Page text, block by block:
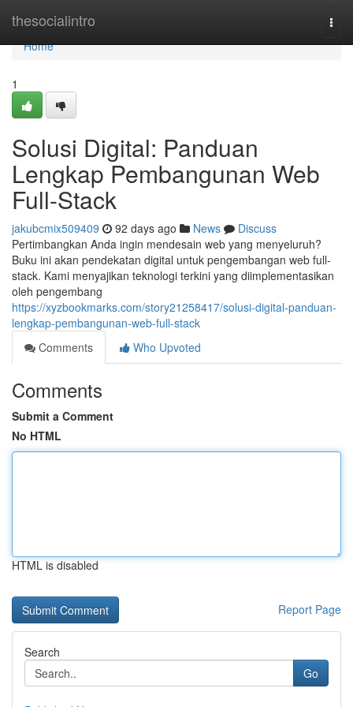
thesocialintro
Home
Home
1
Solusi Digital: Panduan
Lengkap Pembangunan Web
Full-Stack
jakubcmix509409 92 days ago News
Discuss
Pertimbangkan Anda ingin mendesain web yang menyeluruh?
Buku ini akan pendekatan digital untuk pengembangan web full-
stack. Kami menyajikan teknologi terkini yang diimplementasikan
oleh pengembang
https://xyzbookmarks.com/story21258417/solusi-digital-panduan-
lengkap-pembangunan-web-full-stack
Comments
Who Upvoted
Comments
Submit a Comment
No HTML
HTML is disabled
Report Page
Search
Go